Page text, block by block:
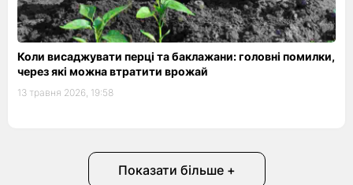
Коли висаджувати перці та баклажани: головні помилки,
через які можна втратити врожай
13 травня 2026, 19:58
Показати більше +